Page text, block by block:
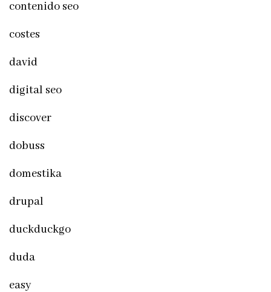
contenido seo
costes
david
digital seo
discover
dobuss
domestika
drupal
duckduckgo
duda
easy